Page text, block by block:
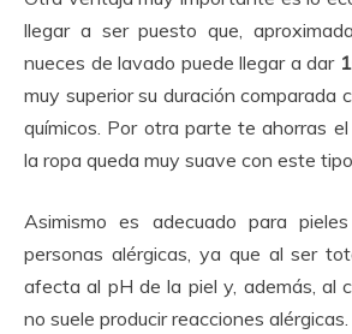
llegar a ser puesto que,
nueces de lavado puede llegar a dar
muy superior su duración comparada
químicos. Por otra parte te ahorras
la ropa queda muy suave con este
Asimismo es adecuado para
personas alérgicas, ya que al ser
afecta al pH de la piel y, además, al
no suele producir reacciones alérgicas.